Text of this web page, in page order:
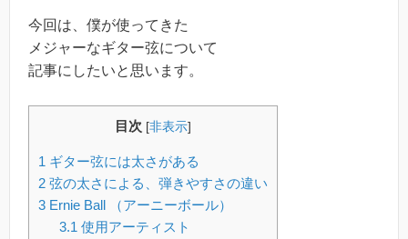
今回は、僕が使ってきた
メジャーなギター弦について
記事にしたいと思います。
目次 [非表示]
1 ギター弦には太さがある
2 弦の太さによる、弾きやすさの違い
3 Ernie Ball （アーニーボール）
3.1 使用アーティスト